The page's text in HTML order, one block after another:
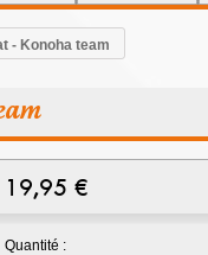
- Konoha team
19,95 €
Quantité :